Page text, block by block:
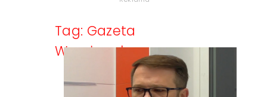
Tag: Gazeta
Wrocławska